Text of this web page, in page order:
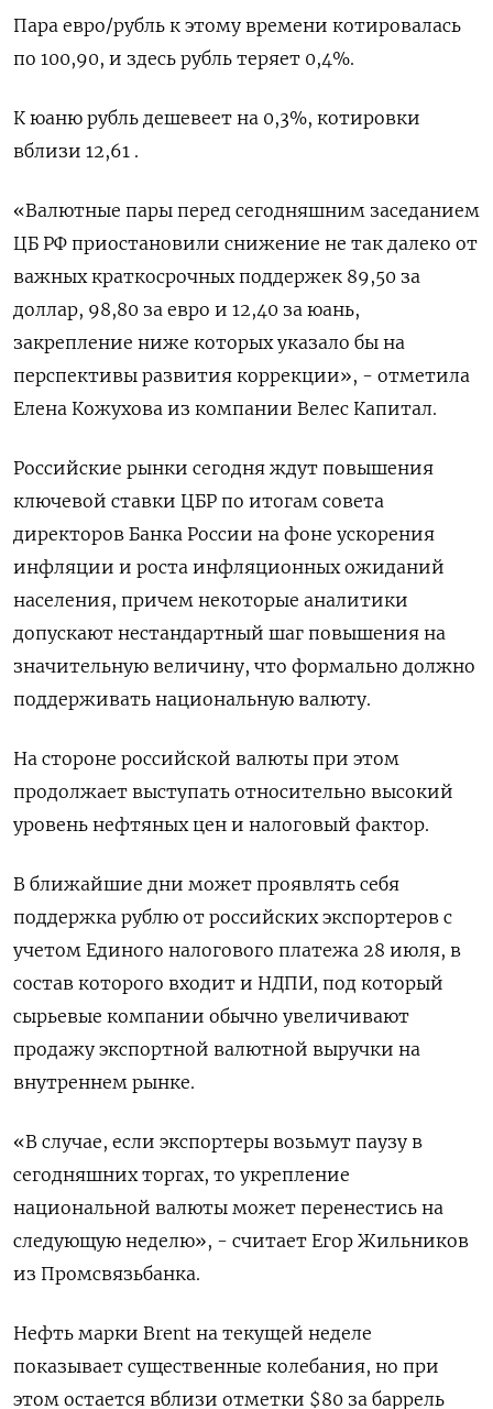
Пара евро/рубль к этому времени котировалась
по 100,90, и здесь рубль теряет 0,4%.
К юаню рубль дешевеет на 0,3%, котировки
вблизи 12,61 .
«Валютные пары перед сегодняшним заседанием
ЦБ РФ приостановили снижение не так далеко от
важных краткосрочных поддержек 89,50 за
доллар, 98,80 за евро и 12,40 за юань,
закрепление ниже которых указало бы на
перспективы развития коррекции», - отметила
Елена Кожухова из компании Велес Капитал.
Российские рынки сегодня ждут повышения
ключевой ставки ЦБР по итогам совета
директоров Банка России на фоне ускорения
инфляции и роста инфляционных ожиданий
населения, причем некоторые аналитики
допускают нестандартный шаг повышения на
значительную величину, что формально должно
поддерживать национальную валюту.
На стороне российской валюты при этом
продолжает выступать относительно высокий
уровень нефтяных цен и налоговый фактор.
В ближайшие дни может проявлять себя
поддержка рублю от российских экспортеров с
учетом Единого налогового платежа 28 июля, в
состав которого входит и НДПИ, под который
сырьевые компании обычно увеличивают
продажу экспортной валютной выручки на
внутреннем рынке.
«В случае, если экспортеры возьмут паузу в
сегодняшних торгах, то укрепление
национальной валюты может перенестись на
следующую неделю», - считает Егор Жильников
из Промсвязьбанка.
Нефть марки Brent на текущей неделе
показывает существенные колебания, но при
этом остается вблизи отметки $80 за баррель